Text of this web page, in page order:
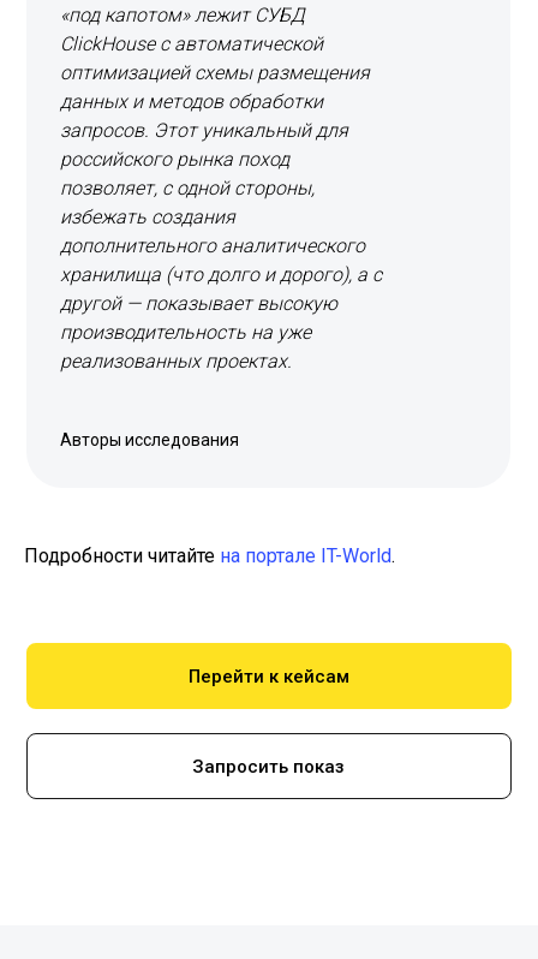
«под капотом» лежит СУБД
ClickHouse с автоматической
оптимизацией схемы размещения
данных и методов обработки
запросов. Этот уникальный для
российского рынка поход
позволяет, с одной стороны,
избежать создания
дополнительного аналитического
хранилища (что долго и дорого), а с
другой — показывает высокую
производительность на уже
реализованных проектах.
Авторы исследования
Подробности читайте на портале IT-World.
Перейти к кейсам
Запросить показ